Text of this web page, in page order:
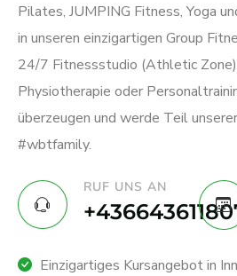
Pilates, JUMPING Fitness, Yoga
in unseren einzigartigen Group
24/7 Fitnessstudio (Athletic
Physiotherapie oder
überzeugen und werde Teil
#wbtfamily.
RUF UNS AN
Einzigartiges Kursangebot in